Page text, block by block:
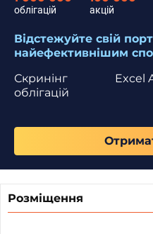
облігацій акцій
Відстежуйте свій
найефективнішим
Скринінг
облігацій
Excel
Розміщення